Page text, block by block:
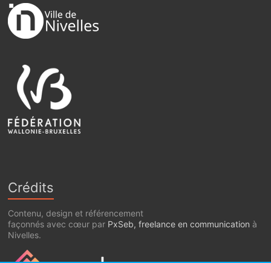
Crédits
Contenu, design et référencement
façonnés avec cœur par PxSeb, freelance en communication à
Nivelles.